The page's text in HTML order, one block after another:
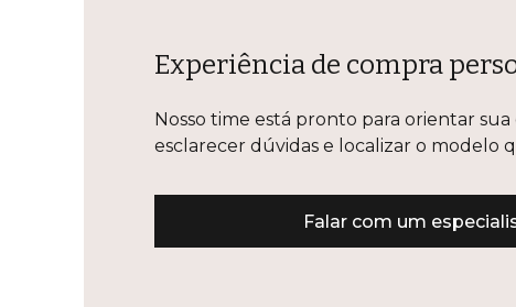
Experiência de compra
Nosso time está pronto para orientar sua
esclarecer dúvidas e localizar o modelo
Falar com um